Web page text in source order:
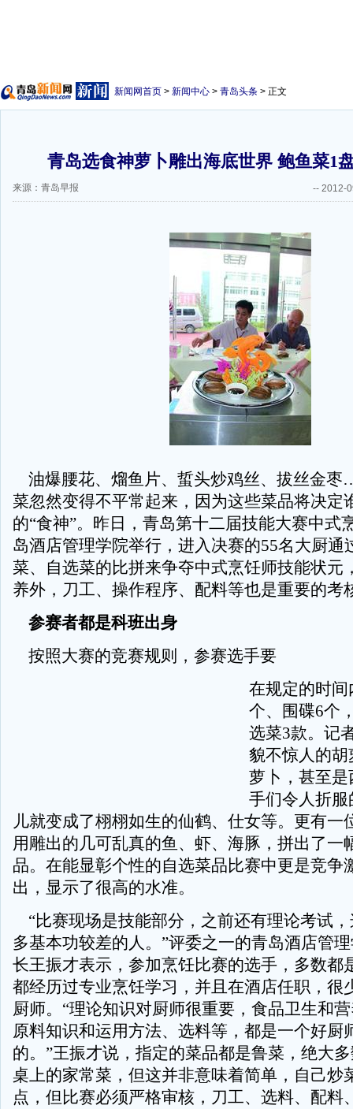
新闻网首页 > 新闻中心 > 青岛头条 > 正文
青岛选食神萝卜雕出海底世界 鲍鱼菜1
来源：青岛早报 -- 2012-
油爆腰花、熘鱼片、蜇头炒鸡丝、拔丝金
菜忽然变得不平常起来，因为这些菜品将决定
的“食神”。昨日，青岛第十二届技能大赛中式
岛酒店管理学院举行，进入决赛的55名大厨通
菜、自选菜的比拼来争夺中式烹饪师技能状元
养外，刀工、操作程序、配料等也是重要的考
参赛者都是科班出身
按照大赛的竞赛规则，参赛选手要
在规定的时
个、围碟6个
选菜3款。记
貌不惊人的
萝卜，甚至
手们令人折
儿就变成了栩栩如生的仙鹤、仕女等。更有一
用雕出的几可乱真的鱼、虾、海豚，拼出了一
品。在能显彰个性的自选菜品比赛中更是竞争
出，显示了很高的水准。
“比赛现场是技能部分，之前还有理论考试
多基本功较差的人。”评委之一的青岛酒店管
长王振才表示，参加烹饪比赛的选手，多数都
都经历过专业烹饪学习，并且在酒店任职，很
厨师。“理论知识对厨师很重要，食品卫生和
原料知识和运用方法、选料等，都是一个好厨
的。”王振才说，指定的菜品都是鲁菜，绝大
桌上的家常菜，但这并非意味着简单，自己炒
点，但比赛必须严格审核，刀工、选料、配料